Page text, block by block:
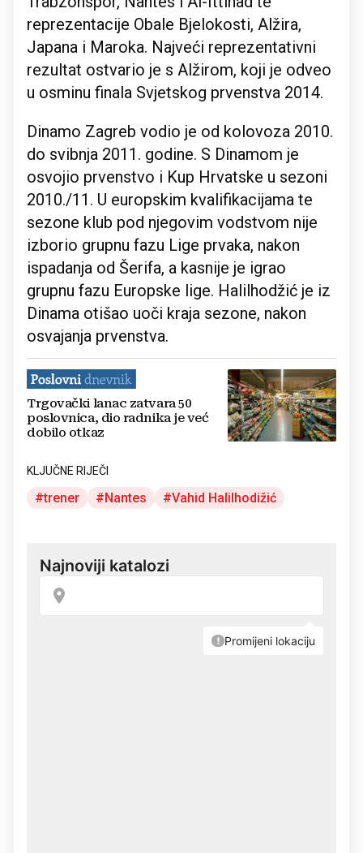
reprezentacije Obale Bjelokosti, Alžira,
Japana i Maroka. Najveći reprezentativni
rezultat ostvario je s Alžirom, koji je odveo
u osminu finala Svjetskog prvenstva 2014.
Dinamo Zagreb vodio je od kolovoza 2010.
do svibnja 2011. godine. S Dinamom je
osvojio prvenstvo i Kup Hrvatske u sezoni
2010./11. U europskim kvalifikacijama te
sezone klub pod njegovim vodstvom nije
izborio grupnu fazu Lige prvaka, nakon
ispadanja od Šerifa, a kasnije je igrao
grupnu fazu Europske lige. Halilhodžić je iz
Dinama otišao uoči kraja sezone, nakon
osvajanja prvenstva.
Trgovački lanac zatvara 50
poslovnica, dio radnika je već
dobilo otkaz
KLJUČNE RIJEČI
trener Nantes Vahid Halilhodižić